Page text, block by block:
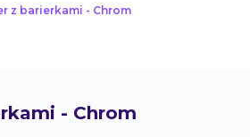
z barierkami - Chrom
- Chrom